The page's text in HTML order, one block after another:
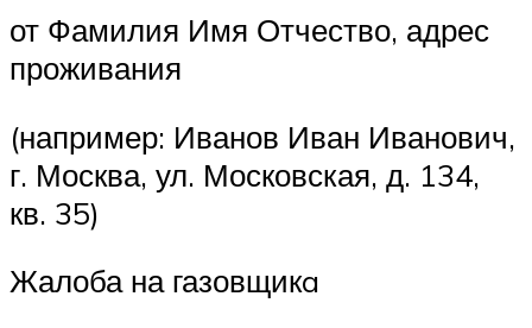
от Фамилия Имя Отчество, адрес
проживания
(например: Иванов Иван Иванович,
г. Москва, ул. Московская, д. 134,
кв. 35)
Жалоба на газовщикa